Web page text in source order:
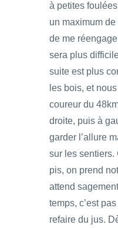
à petites
un maximum
de me
sera plus
suite est plus
les bois, et
coureur du
droite, puis à
garder l’allure
sur les sentiers.
pis, on prend
attend
temps, c’est
refaire du jus.